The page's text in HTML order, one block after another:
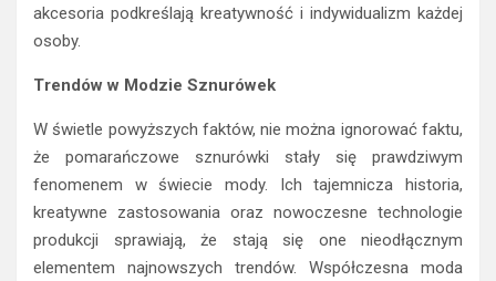
akcesoria podkreślają kreatywność i indywidualizm każdej
osoby.
Trendów w Modzie Sznurówek
W świetle powyższych faktów, nie można ignorować faktu,
że pomarańczowe sznurówki stały się prawdziwym
fenomenem w świecie mody. Ich tajemnicza historia,
kreatywne zastosowania oraz nowoczesne technologie
produkcji sprawiają, że stają się one nieodłącznym
elementem najnowszych trendów. Współczesna moda